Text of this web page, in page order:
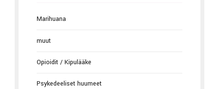
Marihuana
muut
Opioidit / Kipulääke
Psykedeeliset huumeet